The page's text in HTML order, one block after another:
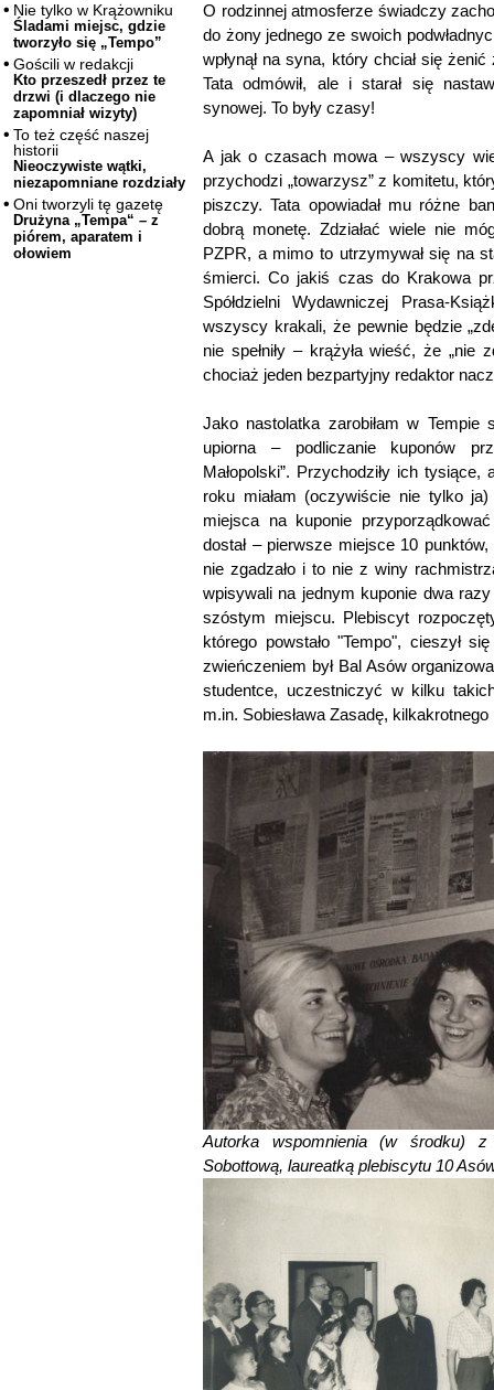
Nie tylko w Krążowniku
Śladami miejsc, gdzie
tworzyło się „Tempo”
Gościli w redakcji
Kto przeszedł przez te
drzwi (i dlaczego nie
zapomniał wizyty)
To też część naszej
historii
Nieoczywiste wątki,
niezapomniane rozdziały
Oni tworzyli tę gazetę
Drużyna „Tempa“ – z
piórem, aparatem i
ołowiem
O rodzinnej atmosferze świadczy
do żony jednego ze swoich
wpłynął na syna, który chciał się
Tata odmówił, ale i starał się
synowej. To były czasy!
A jak o czasach mowa – wszyscy
przychodzi „towarzysz” z komitetu,
piszczy. Tata opowiadał mu różne
dobrą monetę. Zdziałać wiele nie
PZPR, a mimo to utrzymywał się na
śmierci. Co jakiś czas do Krakowa
Spółdzielni Wydawniczej Prasa-
wszyscy krakali, że pewnie będzie
nie spełniły – krążyła wieść, że
chociaż jeden bezpartyjny redaktor
Jako nastolatka zarobiłam w Tempie
upiorna – podliczanie kuponów
Małopolski”. Przychodziły ich
roku miałam (oczywiście nie tylko
miejsca na kuponie
dostał – pierwsze miejsce 10
nie zgadzało i to nie z winy
wpisywali na jednym kuponie dwa
szóstym miejscu. Plebiscyt
którego powstało "Tempo", cieszył
zwieńczeniem był Bal Asów
studentce, uczestniczyć w kilku
m.in. Sobiesława Zasadę,
Autorka wspomnienia (w środku)
Sobottową, laureatką plebiscytu 10